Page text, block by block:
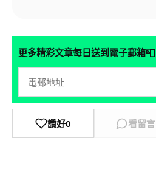
更多精彩文章每日送到電子郵箱📮
讚好0 看留言